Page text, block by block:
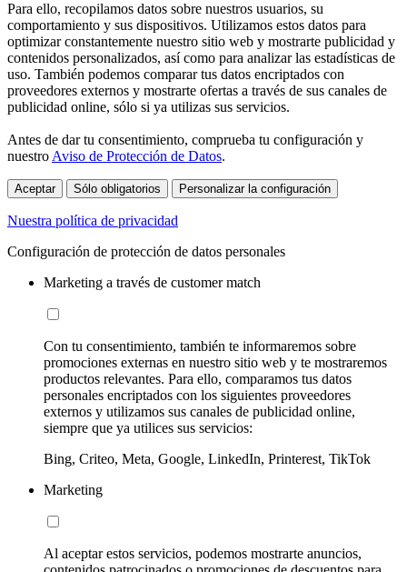
Para ello, recopilamos datos sobre nuestros usuarios, su
comportamiento y sus dispositivos. Utilizamos estos datos para
optimizar constantemente nuestro sitio web y mostrarte publicidad y
contenidos personalizados, así como para analizar las estadísticas de
uso. También podemos comparar tus datos encriptados con
proveedores externos y mostrarte ofertas a través de sus canales de
publicidad online, sólo si ya utilizas sus servicios.
Antes de dar tu consentimiento, comprueba tu configuración y
nuestro Aviso de Protección de Datos.
Aceptar Sólo obligatorios Personalizar la configuración
Nuestra política de privacidad
Configuración de protección de datos personales
Marketing a través de customer match
Con tu consentimiento, también te informaremos sobre
promociones externas en nuestro sitio web y te mostraremos
productos relevantes. Para ello, comparamos tus datos
personales encriptados con los siguientes proveedores
externos y utilizamos sus canales de publicidad online,
siempre que ya utilices sus servicios:
Bing, Criteo, Meta, Google, LinkedIn, Printerest, TikTok
Marketing
Al aceptar estos servicios, podemos mostrarte anuncios,